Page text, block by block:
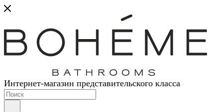
Интернет-магазин представительского класса